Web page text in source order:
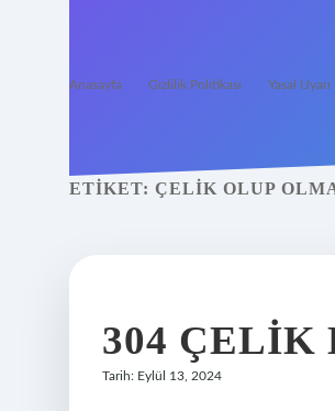
Anasayfa Gizlilik Politikası Yasal Uyarı
ETIKET: ÇELIK OLUP
304
Tarih: Eylül 13, 2024